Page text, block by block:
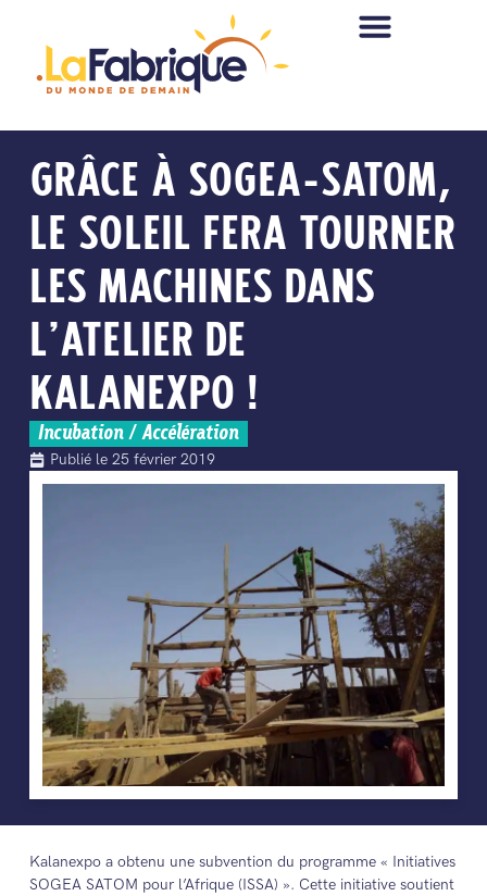
GRÂCE À SOGEA-SATOM,
LE SOLEIL FERA TOURNER
LES MACHINES DANS
L’ATELIER DE
KALANEXPO !
Incubation / Accélération
Publié le 25 février 2019
Kalanexpo a obtenu une subvention du programme « Initiatives
SOGEA SATOM pour l’Afrique (ISSA) ». Cette initiative soutient